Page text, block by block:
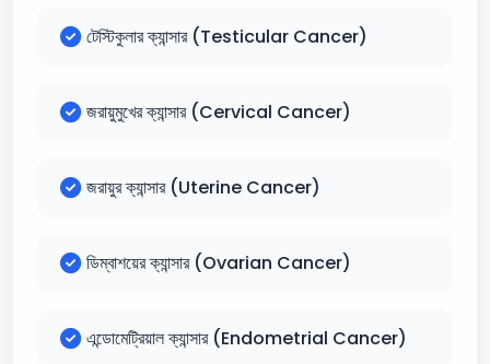
টেস্টিকুলার ক্যান্সার (Testicular Cancer)
জরায়ুমুখের ক্যান্সার (Cervical Cancer)
জরায়ুর ক্যান্সার (Uterine Cancer)
ডিম্বাশয়ের ক্যান্সার (Ovarian Cancer)
এন্ডোমেট্রিয়াল ক্যান্সার (Endometrial Cancer)